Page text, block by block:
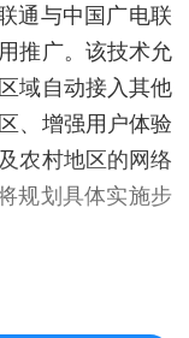
通与中国广电联
推广。该技术允
域自动接入其他
、增强用户体验
农村地区的网络
规划具体实施步